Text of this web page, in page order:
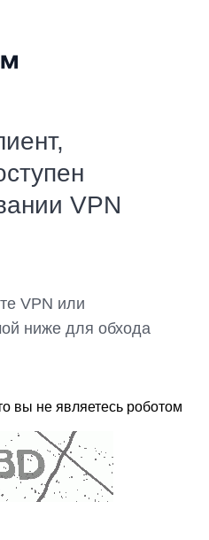
VPN
VPN или
ниже для обхода
вы не являетесь роботом